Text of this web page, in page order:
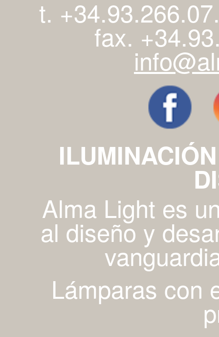
t.
fax.
Alma Light es
al diseño y
Lámparas con